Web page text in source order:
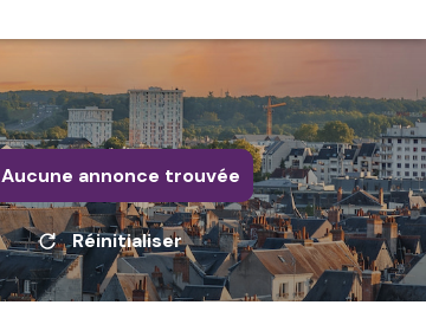
Aucune annonce trouvée
Réinitialiser